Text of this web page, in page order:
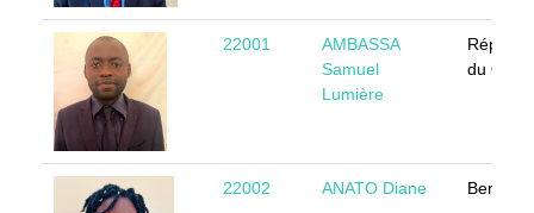
22001
AMBASSA
Samuel
Lumière
du
22002 ANATO Diane Benin